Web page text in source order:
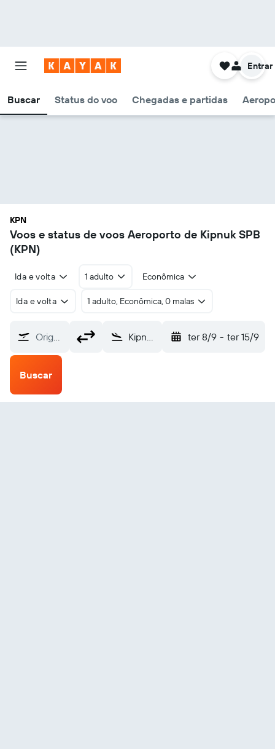
Buscar Status do voo Chegadas e partidas
Entrar
KPN
Voos e status de voos Aeroporto de Kipnuk SPB
(KPN)
Ida e volta 1 adulto Econômica
Ida e volta 1 adulto, Econômica, 0 malas
Origem Kipnuk SPB (KPN) ter 8/9 - ter 15/9
Buscar